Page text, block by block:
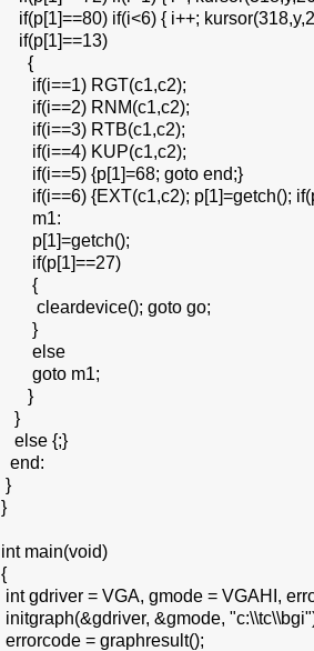
if(p[1]==80) if(i<6) { i++;
if(p[1]==13)
{
if(i==1) RGT(c1,c2);
if(i==2) RNM(c1,c2);
if(i==3) RTB(c1,c2);
if(i==4) KUP(c1,c2);
if(i==5) {p[1]=68; goto end;}
if(i==6) {EXT(c1,c2); p[1]=getch();
m1:
p[1]=getch();
if(p[1]==27)
{
cleardevice(); goto go;
}
else
goto m1;
}
}
else {;}
end:
}
}
int main(void)
{
int gdriver = VGA, gmode = VGAHI,
initgraph(&gdriver, &gmode,
errorcode = graphresult();